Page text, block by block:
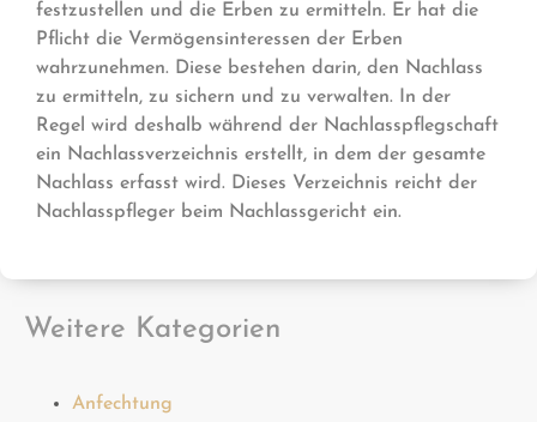
festzustellen und die Erben zu ermitteln. Er hat die
Pflicht die Vermögensinteressen der Erben
wahrzunehmen. Diese bestehen darin, den Nachlass
zu ermitteln, zu sichern und zu verwalten. In der
Regel wird deshalb während der Nachlasspflegschaft
ein Nachlassverzeichnis erstellt, in dem der gesamte
Nachlass erfasst wird. Dieses Verzeichnis reicht der
Nachlasspfleger beim Nachlassgericht ein.
Weitere Kategorien
Anfechtung